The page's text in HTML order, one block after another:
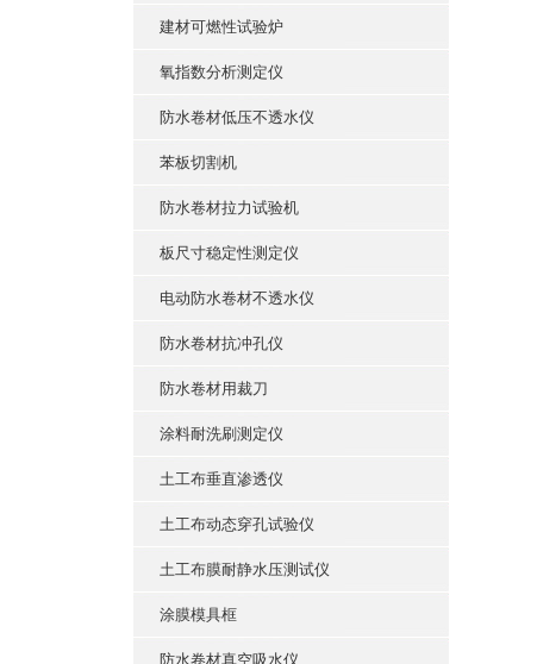
建材可燃性试验炉
氧指数分析测定仪
防水卷材低压不透水仪
苯板切割机
防水卷材拉力试验机
板尺寸稳定性测定仪
电动防水卷材不透水仪
防水卷材抗冲孔仪
防水卷材用裁刀
涂料耐洗刷测定仪
土工布垂直渗透仪
土工布动态穿孔试验仪
土工布膜耐静水压测试仪
涂膜模具框
防水卷材真空吸水仪